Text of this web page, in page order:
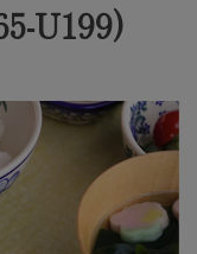
U199)